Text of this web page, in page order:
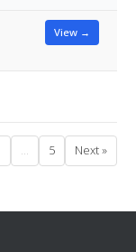
View →
… 5
Next »